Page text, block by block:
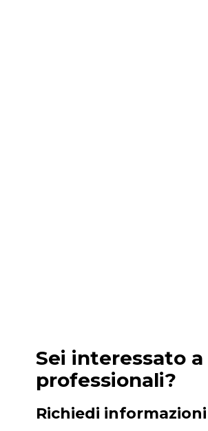
Sei interessato
professionali?
Richiedi informazioni